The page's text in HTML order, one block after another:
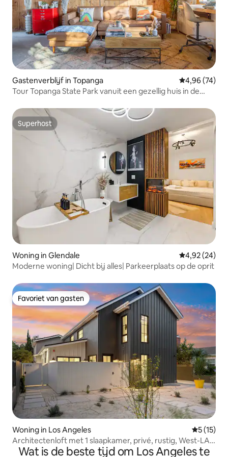
Gastenverblijf in Topanga Gemiddelde
4,96 (74)
Tour Topanga State Park vanuit een gezellig huis in de
Superhost
Superhost
Woning in Glendale Gemiddelde
4,92 (24)
Moderne woning| Dicht bij alles| Parkeerplaats op de oprit
Favoriet van gasten
Favoriet van gasten
Woning in Los Angeles
5 (15)
Architectenloft met 1 slaapkamer, privé, rustig, West-LA,
ADU
Wat is de beste tijd om Los Angeles te